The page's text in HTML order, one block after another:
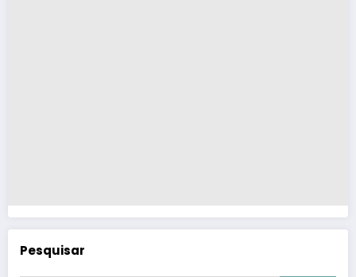
Pesquisar